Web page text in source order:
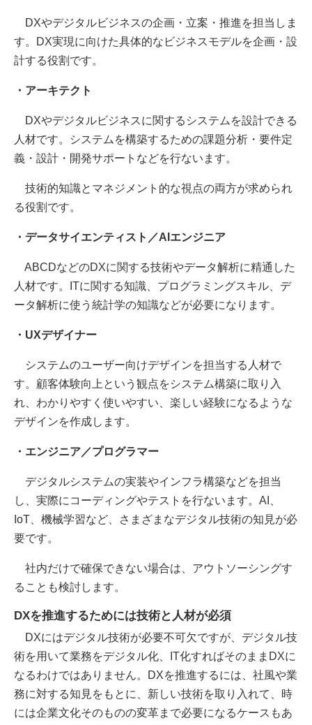
DXやデジタルビジネスの企画・立案・推進を担当しま
す。DX実現に向けた具体的なビジネスモデルを企画・設
計する役割です。
・アーキテクト
DXやデジタルビジネスに関するシステムを設計できる
人材です。システムを構築するための課題分析・要件定
義・設計・開発サポートなどを行ないます。
技術的知識とマネジメント的な視点の両方が求められ
る役割です。
・データサイエンティスト／AIエンジニア
ABCDなどのDXに関する技術やデータ解析に精通した
人材です。ITに関する知識、プログラミングスキル、デ
ータ解析に使う統計学の知識などが必要になります。
・UXデザイナー
システムのユーザー向けデザインを担当する人材で
す。顧客体験向上という観点をシステム構築に取り入
れ、わかりやすく使いやすい、楽しい経験になるような
デザインを作成します。
・エンジニア／プログラマー
デジタルシステムの実装やインフラ構築などを担当
し、実際にコーディングやテストを行ないます。AI、
IoT、機械学習など、さまざまなデジタル技術の知見が必
要です。
社内だけで確保できない場合は、アウトソーシングす
ることも検討します。
DXを推進するためには技術と人材が必須
DXにはデジタル技術が必要不可欠ですが、デジタル技
術を用いて業務をデジタル化、IT化すればそのままDXに
なるわけではありません。DXを推進するには、社風や業
務に対する知見をもとに、新しい技術を取り入れて、時
には企業文化そのものの変革まで必要になるケースもあ